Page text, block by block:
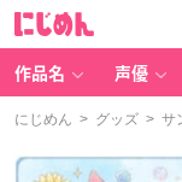
作品名 声優
にじめん > グッズ > サ